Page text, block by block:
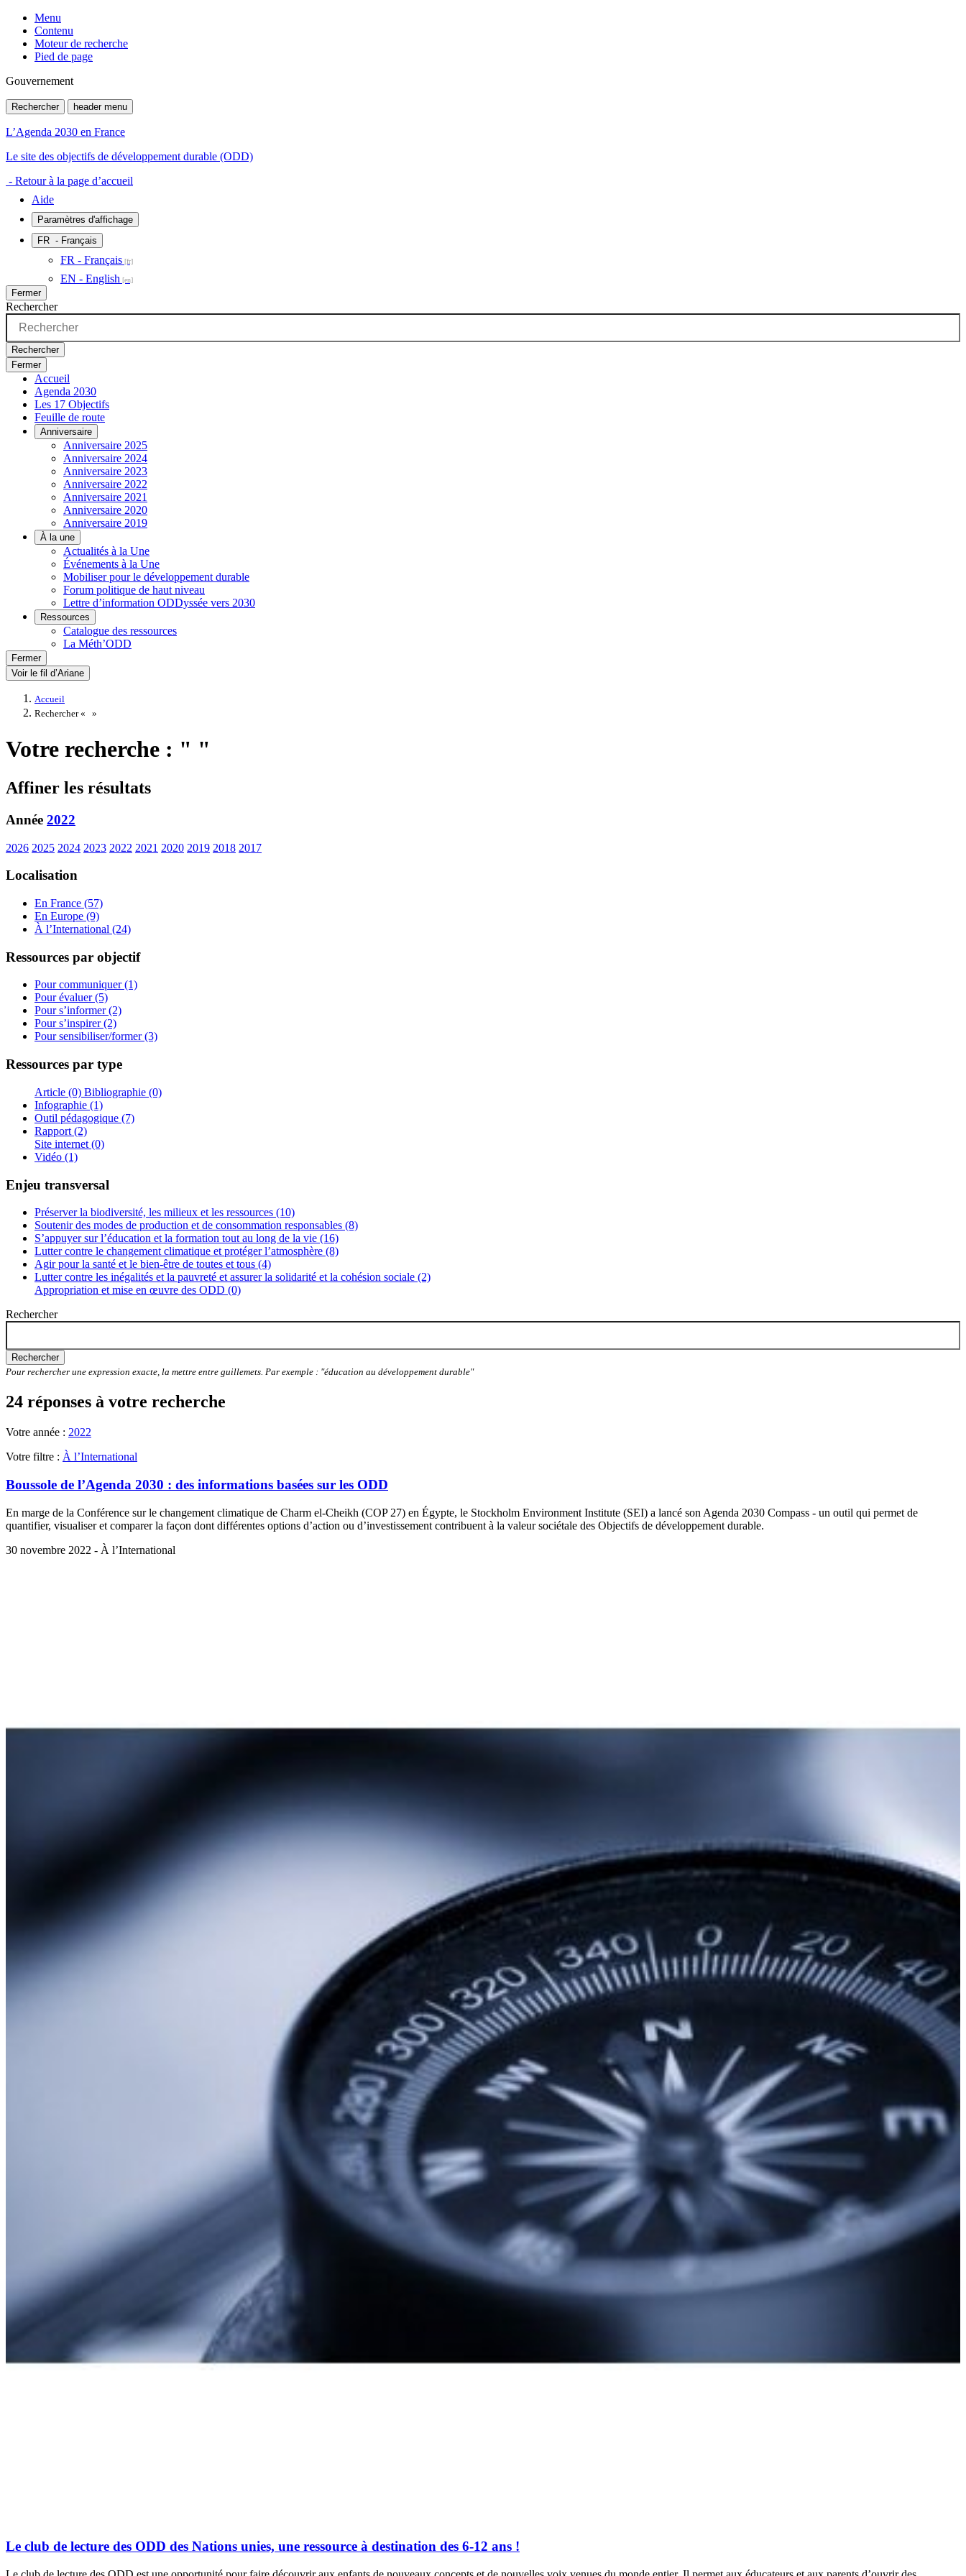
Menu
Contenu
Moteur de recherche
Pied de page
Gouvernement
Rechercher header menu
L’Agenda 2030 en France
Le site des objectifs de développement durable (ODD)
- Retour à la page d’accueil
Aide
Paramètres d'affichage
FR - Français
FR - Français
EN - English
Fermer
Rechercher
Rechercher
Fermer
Accueil
Agenda 2030
Les 17 Objectifs
Feuille de route
Anniversaire
Anniversaire 2025
Anniversaire 2024
Anniversaire 2023
Anniversaire 2022
Anniversaire 2021
Anniversaire 2020
Anniversaire 2019
À la une
Actualités à la Une
Événements à la Une
Mobiliser pour le développement durable
Forum politique de haut niveau
Lettre d’information ODDyssée vers 2030
Ressources
Catalogue des ressources
La Méth’ODD
Fermer
Voir le fil d’Ariane
Accueil
Rechercher «
»
Votre recherche : " "
Affiner les résultats
Année 2022
2026 2025 2024 2023 2022 2021 2020 2019 2018 2017
Localisation
En France (57)
En Europe (9)
À l’International (24)
Ressources par objectif
Pour communiquer (1)
Pour évaluer (5)
Pour s’informer (2)
Pour s’inspirer (2)
Pour sensibiliser/former (3)
Ressources par type
Article (0) Bibliographie (0)
Infographie (1)
Outil pédagogique (7)
Rapport (2)
Site internet (0)
Vidéo (1)
Enjeu transversal
Préserver la biodiversité, les milieux et les ressources (10)
Soutenir des modes de production et de consommation responsables (8)
S’appuyer sur l’éducation et la formation tout au long de la vie (16)
Lutter contre le changement climatique et protéger l’atmosphère (8)
Agir pour la santé et le bien-être de toutes et tous (4)
Lutter contre les inégalités et la pauvreté et assurer la solidarité et la cohésion sociale (2)
Appropriation et mise en œuvre des ODD (0)
Rechercher
Rechercher
Pour rechercher une expression exacte, la mettre entre guillemets. Par exemple : "éducation au développement durable"
24 réponses à votre recherche
Votre année : 2022
Votre filtre : À l’International
Boussole de l’Agenda 2030 : des informations basées sur les ODD
En marge de la Conférence sur le changement climatique de Charm el-Cheikh (COP 27) en Égypte, le Stockholm Environment Institute (SEI) a lancé son Agenda 2030 Compass - un outil qui permet de
quantifier, visualiser et comparer la façon dont différentes options d’action ou d’investissement contribuent à la valeur sociétale des Objectifs de développement durable.
30 novembre 2022 - À l’International
Le club de lecture des ODD des Nations unies, une ressource à destination des 6-12 ans !